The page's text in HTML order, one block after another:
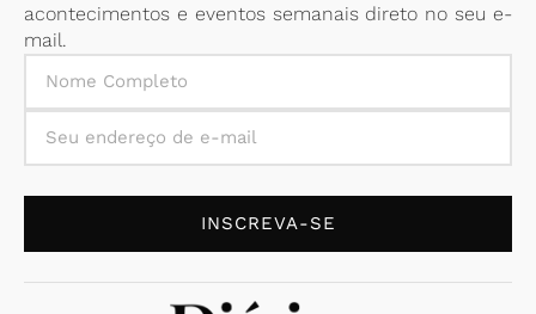
acontecimentos e eventos semanais direto no seu e-
mail.
INSCREVA-SE